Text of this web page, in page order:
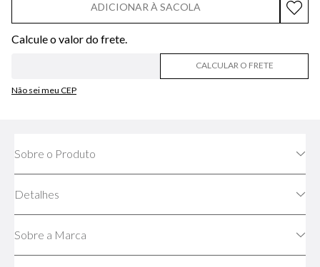
ADICIONAR À SACOLA
Não sei meu CEP
CALCULAR O FRETE
Sobre o Produto
Detalhes
Sobre a Marca